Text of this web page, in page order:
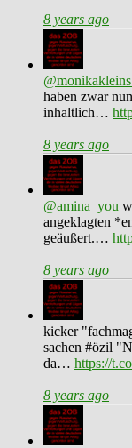
8 years ago
haben zwar
inhaltlich…
8 years ago
@amina_you
angeklagten
geäußert.…
8 years ago
kicker
sachen #özil
da… https://
8 years ago